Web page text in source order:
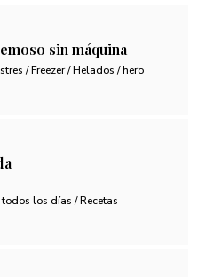
sin máquina
/ Freezer / Helados / hero
los días / Recetas